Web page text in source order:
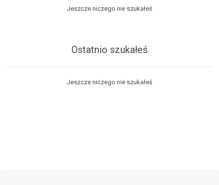
Jeszcze niczego nie szukałeś
Ostatnio szukałeś
Jeszcze niczego nie szukałeś